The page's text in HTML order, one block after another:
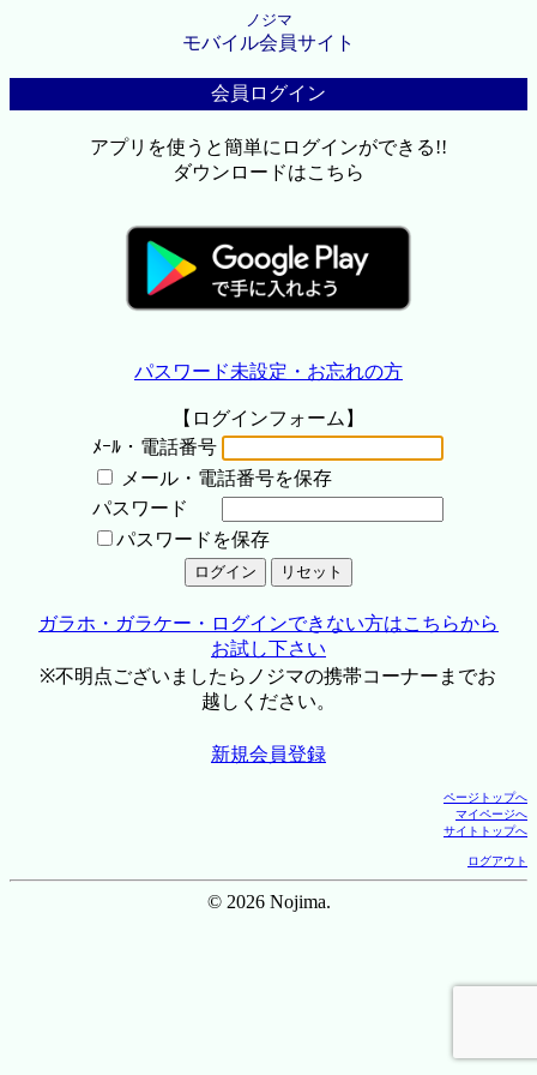
ノジマ
モバイル会員サイト
会員ログイン
アプリを使うと簡単にログインができる!!
ダウンロードはこちら
パスワード未設定・お忘れの方
【ログインフォーム】
ﾒｰﾙ・電話番号
メール・電話番号を保存
パスワード
パスワードを保存
ガラホ・ガラケー・ログインできない方はこちらから
お試し下さい
※不明点ございましたらノジマの携帯コーナーまでお
越しください。
新規会員登録
ページトップへ
マイページへ
サイトトップへ
ログアウト
© 2026 Nojima.